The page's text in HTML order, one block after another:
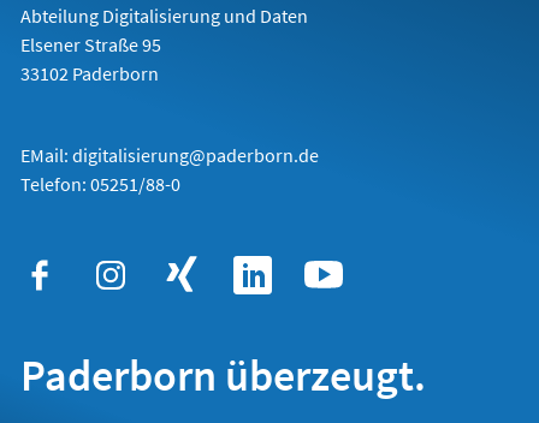
Abteilung Digitalisierung und Daten
Elsener Straße 95
33102 Paderborn
EMail: digitalisierung@paderborn.de
Telefon: 05251/88-0
Paderborn überzeugt.